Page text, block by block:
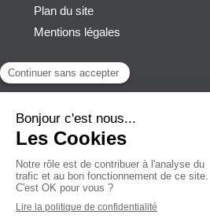
Plan du site
Mentions légales
Contact
cblanchard@beep-consulting.com
Contacter Cyril